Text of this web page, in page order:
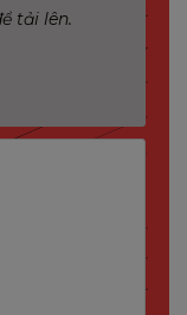
chuyển đổi
siêu nét
90°, bao quát
SENSE®, chính
tải lên.